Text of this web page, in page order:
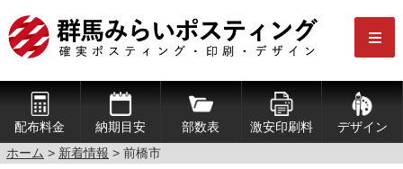
配布料金 納期目安 部数表 激安印刷料
デザイン
ホーム > 新着情報 > 前橋市